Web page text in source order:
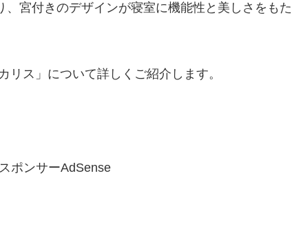
、宮付きのデザインが寝室に機能性と美しさをも
ス」について詳しくご紹介します。
スポンサーAdSense